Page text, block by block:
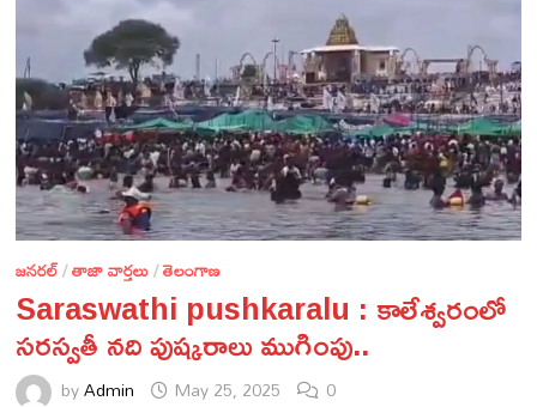
జనరల్/తాజా వార్తలు/తెలంగాణ
Saraswathi pushkaralu : కాలేశ్వరంలో
సరస్వతీ నది పుష్కరాలు ముగింపు..
byAdmin May 25, 2025 0